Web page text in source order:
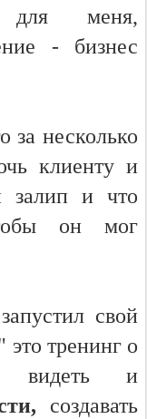
меня,
- бизнес
за несколько
клиенту и
залип и что
он мог
свой
это тренинг о
видеть и
создавать